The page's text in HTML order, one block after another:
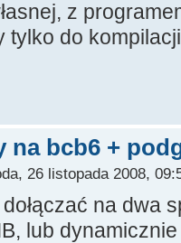
z
tylko do
na bcb6 +
26 listopada 2008,
na dwa
lub